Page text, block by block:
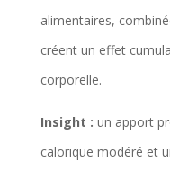
alimentaires,
créent un effet
corporelle.
Insight : un apport
calorique modéré et